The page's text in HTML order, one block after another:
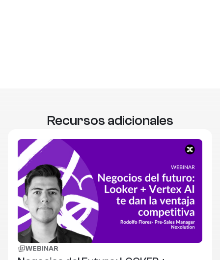
Recursos adicionales
WEBINAR